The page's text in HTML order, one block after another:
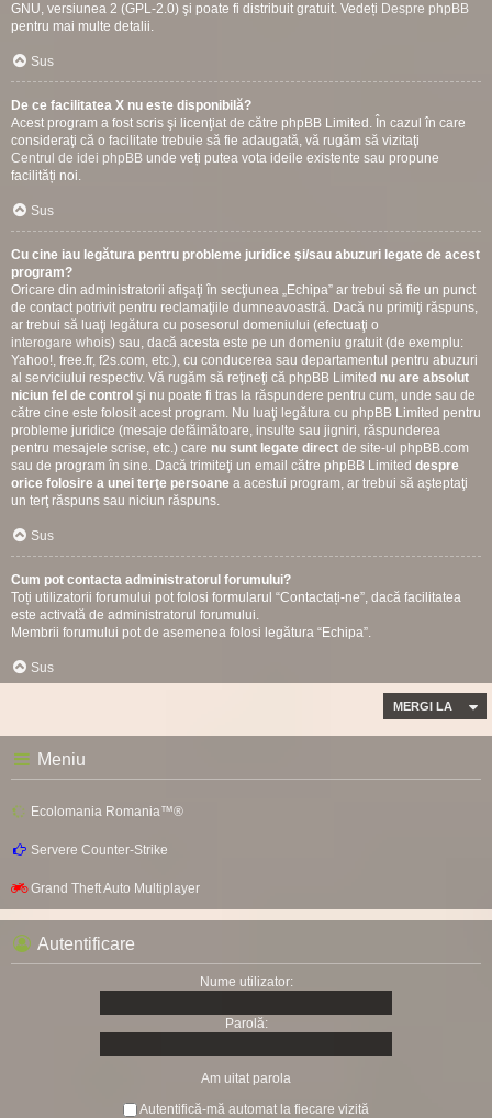
GNU, versiunea 2 (GPL-2.0) şi poate fi distribuit gratuit. Vedeți Despre phpBB
pentru mai multe detalii.
Sus
De ce facilitatea X nu este disponibilă?
Acest program a fost scris şi licenţiat de către phpBB Limited. În cazul în care
consideraţi că o facilitate trebuie să fie adaugată, vă rugăm să vizitaţi
Centrul de idei phpBB unde veți putea vota ideile existente sau propune
facilități noi.
Sus
Cu cine iau legătura pentru probleme juridice şi/sau abuzuri legate de acest
program?
Oricare din administratorii afişaţi în secţiunea „Echipa” ar trebui să fie un punct
de contact potrivit pentru reclamaţiile dumneavoastră. Dacă nu primiţi răspuns,
ar trebui să luaţi legătura cu posesorul domeniului (efectuaţi o
interogare whois) sau, dacă acesta este pe un domeniu gratuit (de exemplu:
Yahoo!, free.fr, f2s.com, etc.), cu conducerea sau departamentul pentru abuzuri
al serviciului respectiv. Vă rugăm să reţineţi că phpBB Limited nu are absolut
niciun fel de control şi nu poate fi tras la răspundere pentru cum, unde sau de
către cine este folosit acest program. Nu luaţi legătura cu phpBB Limited pentru
probleme juridice (mesaje defăimătoare, insulte sau jigniri, răspunderea
pentru mesajele scrise, etc.) care nu sunt legate direct de site-ul phpBB.com
sau de program în sine. Dacă trimiteţi un email către phpBB Limited despre
orice folosire a unei terţe persoane a acestui program, ar trebui să aşteptaţi
un terţ răspuns sau niciun răspuns.
Sus
Cum pot contacta administratorul forumului?
Toți utilizatorii forumului pot folosi formularul “Contactați-ne”, dacă facilitatea
este activată de administratorul forumului.
Membrii forumului pot de asemenea folosi legătura “Echipa”.
Sus
MERGI LA
Meniu
Ecolomania Romania™®
Servere Counter-Strike
Grand Theft Auto Multiplayer
Autentificare
Nume utilizator:
Parolă:
Am uitat parola
Autentifică-mă automat la fiecare vizită